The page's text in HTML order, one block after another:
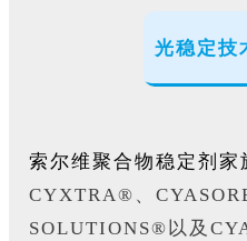
光稳定技
索尔维聚合物稳定剂家
CYXTRA®、
SOLUTIONS®以及